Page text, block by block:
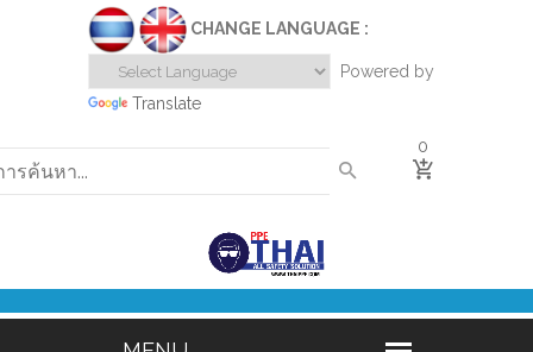
CHANGE LANGUAGE :
Powered by
Translate
0